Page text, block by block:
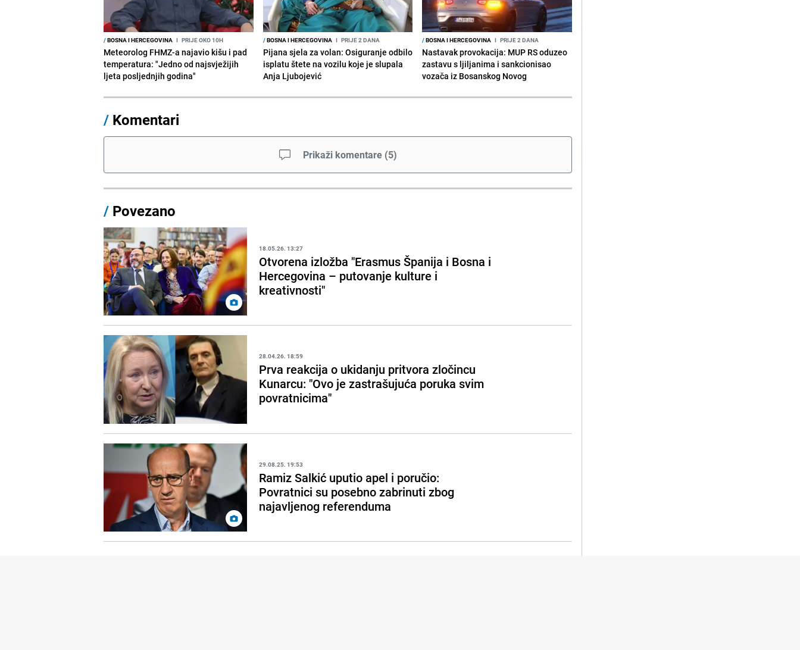
/BOSNA I HERCEGOVINA I PRIJE OKO 10H
Meteorolog FHMZ-a najavio kišu i pad
temperatura: "Jedno od najsvježijih
ljeta posljednjih godina"
/BOSNA I HERCEGOVINA I PRIJE 2 DANA
Pijana sjela za volan: Osiguranje odbilo
isplatu štete na vozilu koje je slupala
Anja Ljubojević
/BOSNA I HERCEGOVINA I PRIJE 2 DANA
Nastavak provokacija: MUP RS oduzeo
zastavu s ljiljanima i sankcionisao
vozača iz Bosanskog Novog
/ Komentari
Prikaži komentare (5)
/ Povezano
18.05.26. 13:27
Otvorena izložba "Erasmus Španija i Bosna i
Hercegovina – putovanje kulture i
kreativnosti"
28.04.26. 18:59
Prva reakcija o ukidanju pritvora zločincu
Kunarcu: "Ovo je zastrašujuća poruka svim
povratnicima"
29.08.25. 19:53
Ramiz Salkić uputio apel i poručio:
Povratnici su posebno zabrinuti zbog
najavljenog referenduma